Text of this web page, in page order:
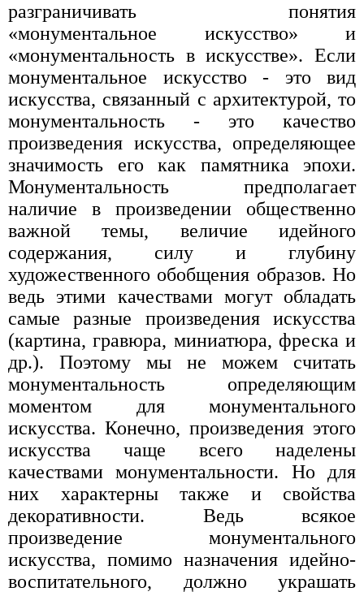
разграничивать понятия
«монументальное искусство» и
«монументальность в искусстве». Если
монументальное искусство - это вид
искусства, связанный с архитектурой, то
монументальность - это качество
произведения искусства, определяющее
значимость его как памятника эпохи.
Монументальность предполагает
наличие в произведении общественно
важной темы, величие идейного
содержания, силу и глубину
художественного обобщения образов. Но
ведь этими качествами могут обладать
самые разные произведения искусства
(картина, гравюра, миниатюра, фреска и
др.). Поэтому мы не можем считать
монументальность определяющим
моментом для монументального
искусства. Конечно, произведения этого
искусства чаще всего наделены
качествами монументальности. Но для
них характерны также и свойства
декоративности. Ведь всякое
произведение монументального
искусства, помимо назначения идейно-
воспитательного, должно украшать